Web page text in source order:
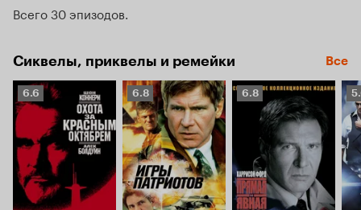
Всего 30 эпизодов
Сиквелы, приквелы и ремейки Все
Рейтинг
Кинопоиска
6.6
Рейтинг
Кинопоиска
6.8
6.8
Рейтинг
Кинопоиска
6.8